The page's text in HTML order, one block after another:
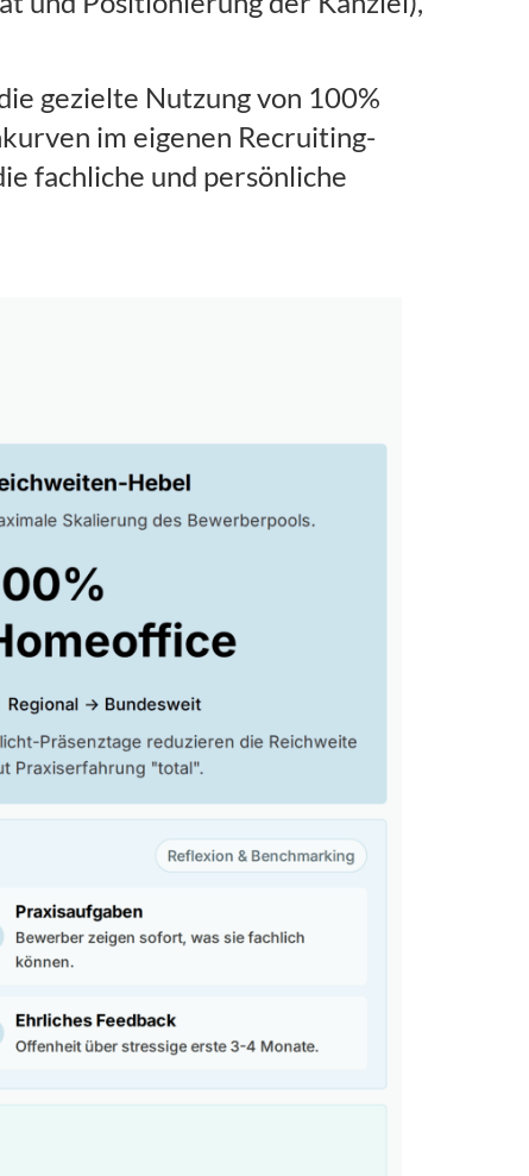
gezielte Nutzung von 100%
im eigenen Recruiting-
fachliche und persönliche